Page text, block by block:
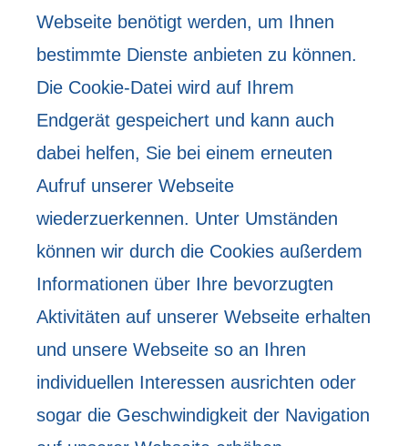
Webseite benötigt werden, um Ihnen
bestimmte Dienste anbieten zu können.
Die Cookie-Datei wird auf Ihrem
Endgerät gespeichert und kann auch
dabei helfen, Sie bei einem erneuten
Aufruf unserer Webseite
wiederzuerkennen. Unter Umständen
können wir durch die Cookies außerdem
Informationen über Ihre bevorzugten
Aktivitäten auf unserer Webseite erhalten
und unsere Webseite so an Ihren
individuellen Interessen ausrichten oder
sogar die Geschwindigkeit der Navigation